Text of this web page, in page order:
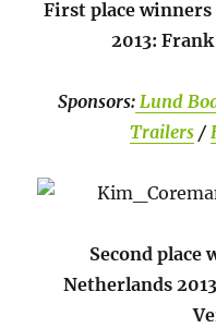
First place
2013:
Sponsors: Lund
Trailers/
Second
Netherlands